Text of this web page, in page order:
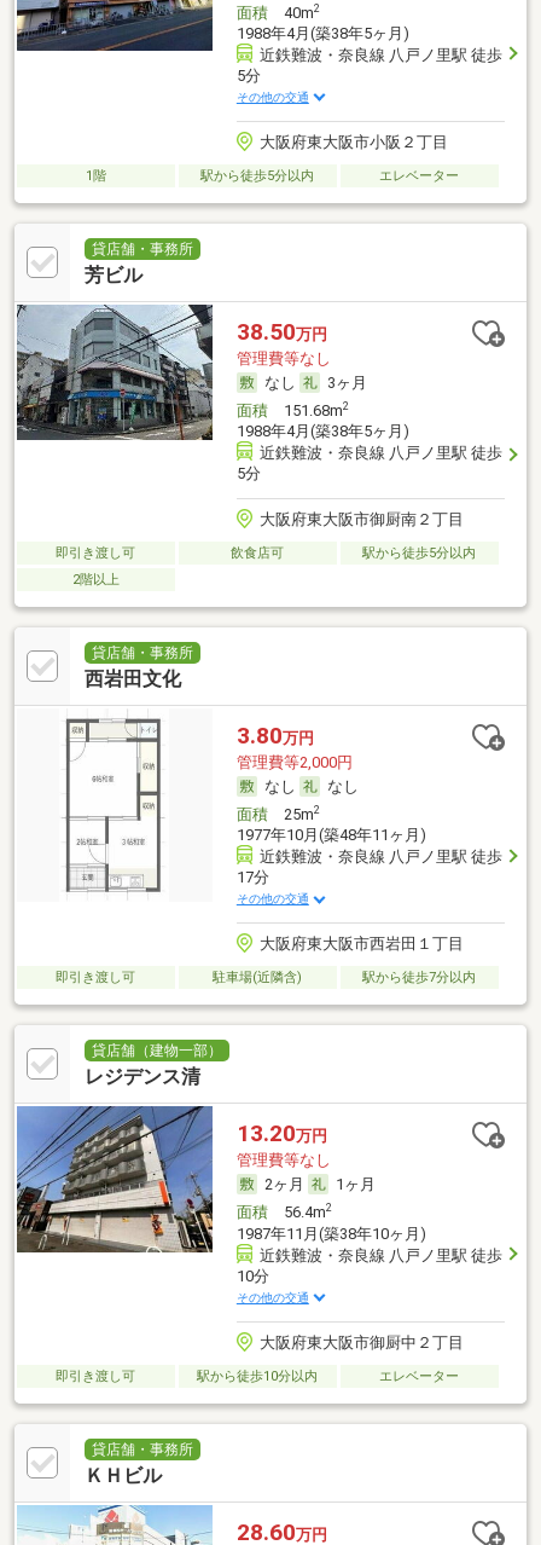
面積40m2
1988年4月(築38年5ヶ月)
近鉄難波・奈良線 八戸ノ里駅 徒歩
5分
その他の交通
大阪府東大阪市小阪２丁目
1階 駅から徒歩5分以内 エレベーター
貸店舗・事務所
芳ビル
38.50万円
管理費等なし
なし
3ヶ月
面積151.68m2
1988年4月(築38年5ヶ月)
近鉄難波・奈良線 八戸ノ里駅 徒歩
5分
大阪府東大阪市御厨南２丁目
即引き渡し可 飲食店可
駅から徒歩5分以内
2階以上
貸店舗・事務所
西岩田文化
3.80万円
管理費等2,000円
なし
なし
面積25m2
1977年10月(築48年11ヶ月)
近鉄難波・奈良線 八戸ノ里駅 徒歩
17分
その他の交通
大阪府東大阪市西岩田１丁目
即引き渡し可 駐車場(近隣含) 駅から徒歩7分以内
貸店舗（建物一部）
レジデンス清
13.20万円
管理費等なし
2ヶ月
1ヶ月
面積56.4m2
1987年11月(築38年10ヶ月)
近鉄難波・奈良線 八戸ノ里駅 徒歩
10分
その他の交通
大阪府東大阪市御厨中２丁目
即引き渡し可 駅から徒歩10分以内 エレベーター
貸店舗・事務所
ＫＨビル
28.60万円